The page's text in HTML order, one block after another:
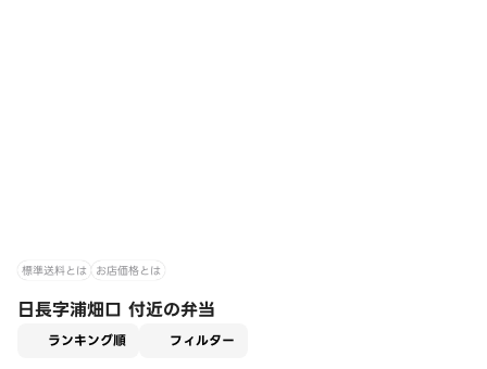
標準送料とは お店価格とは
日長字浦畑口 付近の弁当
ランキング順 フィルター